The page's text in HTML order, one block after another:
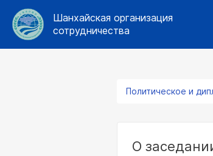
Шанхайская организация
сотрудничества
Политическое и
О